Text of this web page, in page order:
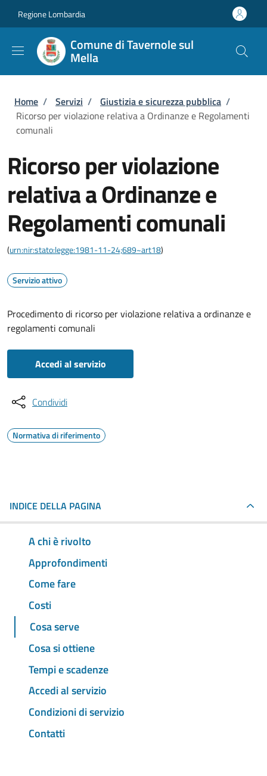
Regione Lombardia
Comune di Tavernole sul
Mella
Briciole di pane
Home / Servizi / Giustizia e sicurezza pubblica /
Ricorso per violazione relativa a Ordinanze e Regolamenti
comunali
Ricorso per violazione
relativa a Ordinanze e
Regolamenti comunali
(urn:nir:stato:legge:1981-11-24;689~art18)
Servizio attivo
Procedimento di ricorso per violazione relativa a ordinanze e
regolamenti comunali
Accedi al servizio
Condividi
Normativa di riferimento
INDICE DELLA PAGINA
A chi è rivolto
Approfondimenti
Come fare
Costi
Cosa serve
Cosa si ottiene
Tempi e scadenze
Accedi al servizio
Condizioni di servizio
Contatti